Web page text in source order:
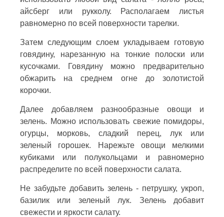
айсберг или рукколу. Располагаем листья
равномерно по всей поверхности тарелки.
Затем следующим слоем укладываем готовую
говядину, нарезанную на тонкие полоски или
кусочками. Говядину можно предварительно
обжарить на среднем огне до золотистой
корочки.
Далее добавляем разнообразные овощи и
зелень. Можно использовать свежие помидоры,
огурцы, морковь, сладкий перец, лук или
зеленый горошек. Нарежьте овощи мелкими
кубиками или полукольцами и равномерно
распределите по всей поверхности салата.
Не забудьте добавить зелень - петрушку, укроп,
базилик или зеленый лук. Зелень добавит
свежести и яркости салату.